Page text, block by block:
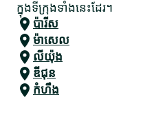
ក្នុងទីក្រុងទាំងនេះដែរ។
ប៉ារីស
ម៉ាសេល
លីយ៉ុង
ឌីជុន
កំហឹង